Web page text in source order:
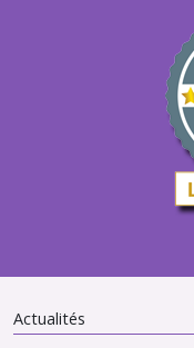
Actualités